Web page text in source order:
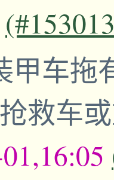
甲车拖
救车